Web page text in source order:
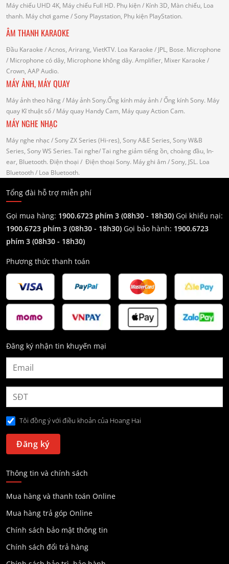
Máy chiếu UHD 4K, Máy chiếu Full HD. Phụ kiện/ Kính 3D, Màn chiếu, Loa
thanh. Máy chơi game / Sony Playstation, Phụ kiện PlayStation.
ÂM THANH KARAOKE
Đầu Karaoke / Acnos, Arirang, VietKTV. Loa Karaoke / JPL, Bose. Microphone
/ Microphone có dây, Microphone không dây. Amplifier, Mixer Karaoke /
Crown, AAP Audio.
MÁY ẢNH, MÁY QUAY
Máy ảnh theo hãng / Máy ảnh Sony.Ống kính máy ảnh / Ống kính Sony. Máy
quay Kĩ thuật số/ Máy quay Handy Cam, Máy quay Action Cam.
MÁY NGHE NHẠC
Máy nghe nhạc / Sony ZX Series (Hi-res), Sony A&E Series, Sony W&B
Series, Sony WS Series. Tai nghe/ Tai nghe giảm tiếng ồn, choàng đầu, In-
ear, Bluetooth. Điện thoại / Điện thoại Sony. Máy ghi âm / Sony, JSL. Loa
Bluetooth/ Loa Bluetooth.
Tổng đài hỗ trợ miễn phí
Gọi mua hàng: 1900.6723 phím 3 (08h30 - 18h30) Gọi khiếu nại:
1900.6723 phím 3 (08h30 - 18h30) Gọi bảo hành: 1900.6723
phím 3 (08h30 - 18h30)
Phương thức thanh toán
Đăng ký nhận tin khuyến mại
Tôi đồng ý với điều khoản của Hoang Hai
Thông tin và chính sách
Mua hàng và thanh toán Online
Mua hàng trả góp Online
Chính sách bảo mật thông tin
Chính sách đổi trả hàng